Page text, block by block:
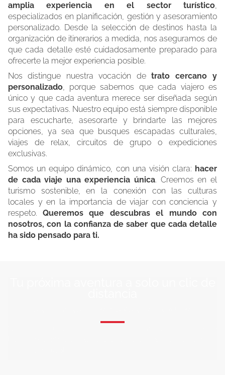
amplia experiencia en el sector turístico,
especializados en planificación, gestión y asesoramiento
personalizado. Desde la selección de destinos hasta la
organización de itinerarios a medida, nos aseguramos de
que cada detalle esté cuidadosamente preparado para
ofrecerte la mejor experiencia posible.
Nos distingue nuestra vocación de trato cercano y
personalizado, porque sabemos que cada viajero es
único y que cada aventura merece ser diseñada según
sus expectativas. Nuestro equipo está siempre disponible
para escucharte, asesorarte y brindarte las mejores
opciones, ya sea que busques escapadas culturales,
viajes de relax, circuitos de grupo o expediciones
exclusivas.
Somos un equipo dinámico, con una visión clara: hacer
de cada viaje una experiencia única. Creemos en el
turismo sostenible, en la conexión con las culturas
locales y en la importancia de viajar con conciencia y
respeto. Queremos que descubras el mundo con
nosotros, con la confianza de saber que cada detalle
ha sido pensado para ti.